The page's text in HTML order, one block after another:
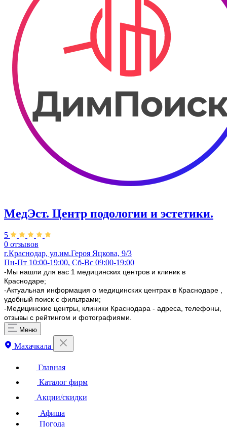
МедЭст. ​Центр подологии и эстетики.
5
0 отзывов
г.Краснодар, ул.им.Героя Яцкова, 9/3​
Пн-Пт 10:00-19:00, Сб-Вс 09:00-19:00
-Мы нашли для вас 1 медицинских центров и клиник в
Краснодаре;
-Актуальная информация о медицинских центрах в Краснодаре ,
удобный поиск с фильтрами;
-Медицинские центры, клиники Краснодара - адреса, телефоны,
отзывы с рейтингом и фотографиями.
Меню
Махачкала
Главная
Каталог фирм
Акции/скидки
Афиша
Погода